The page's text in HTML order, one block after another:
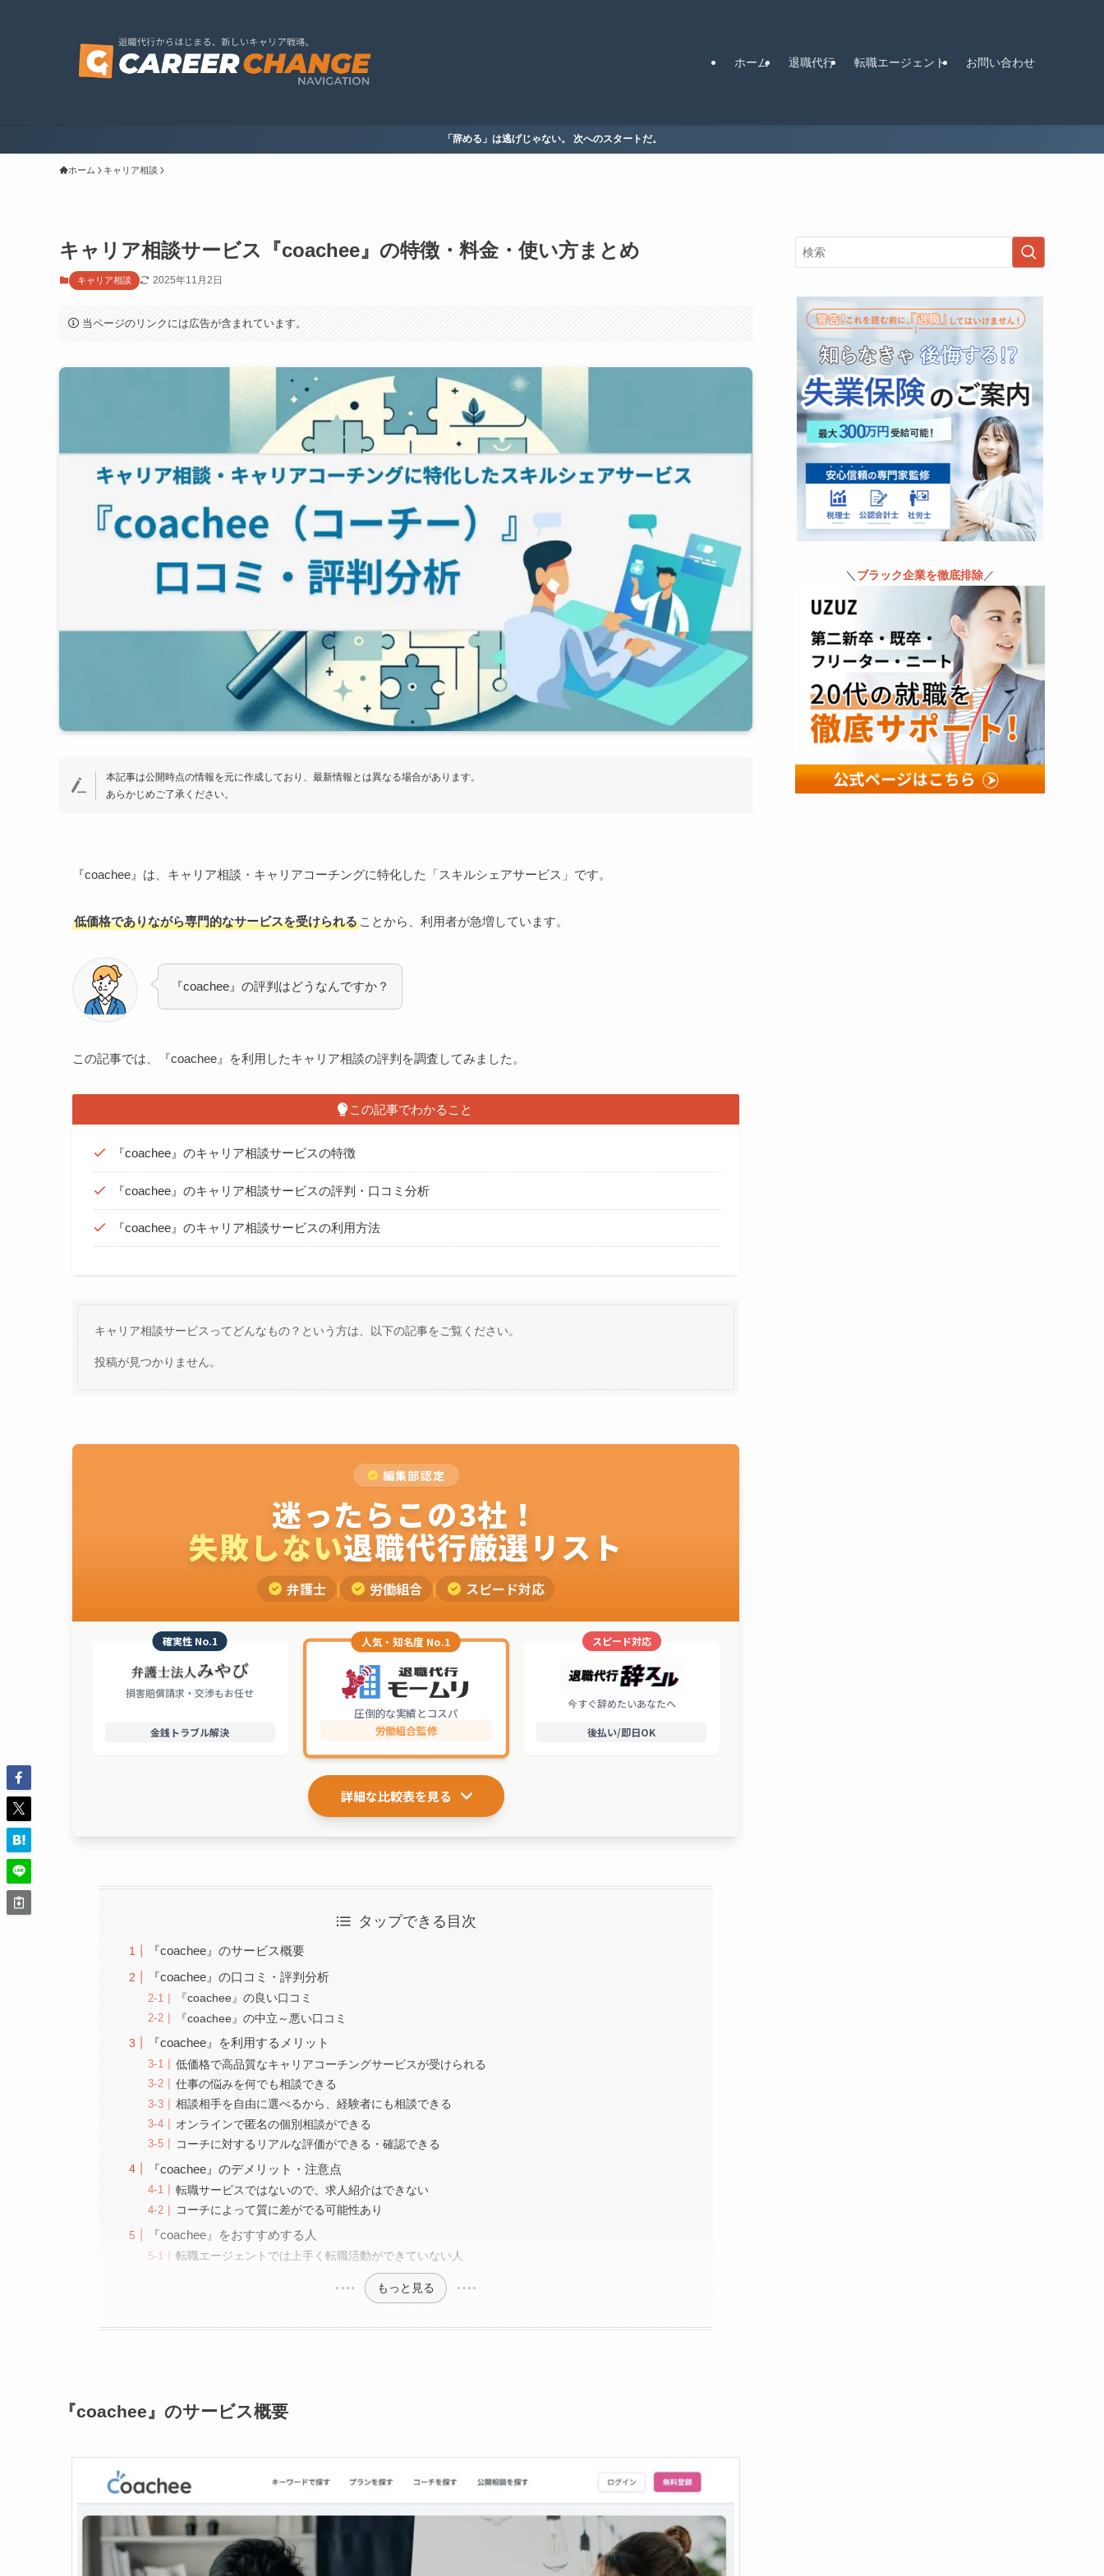
ホーム 退職代行 転職エージェント お問い合わせ
「辞める」は逃げじゃない。 次へのスタートだ。
ホーム キャリア相談
キャリア相談サービス『coachee』の特徴・料金・使い方まとめ
キャリア相談 2025年11月2日
当ページのリンクには広告が含まれています。
本記事は公開時点の情報を元に作成しており、最新情報とは異なる場合があります。
あらかじめご了承ください。
『coachee』は、キャリア相談・キャリアコーチングに特化した「スキルシェアサービス」です。
低価格でありながら専門的なサービスを受けられる ことから、利用者が急増しています。
『coachee』の評判はどうなんですか？
この記事では、『coachee』を利用したキャリア相談の評判を調査してみました。
この記事でわかること
『coachee』のキャリア相談サービスの特徴
『coachee』のキャリア相談サービスの評判・口コミ分析
『coachee』のキャリア相談サービスの利用方法
キャリア相談サービスってどんなもの？という方は、以下の記事をご覧ください。
投稿が見つかりません。
編集部認定
迷ったらこの3社！
失敗しない退職代行厳選リスト
弁護士 | 労働組合 | スピード対応
確実性 No.1
損害賠償請求・交渉もお任せ
金銭トラブル解決
人気・知名度 No.1
圧倒的な実績とコスパ
労働組合監修
スピード対応
今すぐ辞めたいあなたへ
後払い/即日OK
詳細な比較表を見る
タップできる目次
『coachee』のサービス概要
『coachee』の口コミ・評判分析
『coachee』の良い口コミ
『coachee』の中立～悪い口コミ
『coachee』を利用するメリット
低価格で高品質なキャリアコーチングサービスが受けられる
仕事の悩みを何でも相談できる
相談相手を自由に選べるから、経験者にも相談できる
オンラインで匿名の個別相談ができる
コーチに対するリアルな評価ができる・確認できる
『coachee』のデメリット・注意点
転職サービスではないので、求人紹介はできない
コーチによって質に差がでる可能性あり
『coachee』をおすすめする人
転職エージェントでは上手く転職活動ができていない人
もっと見る
『coachee』のサービス概要
＼ ブラック企業を徹底排除／